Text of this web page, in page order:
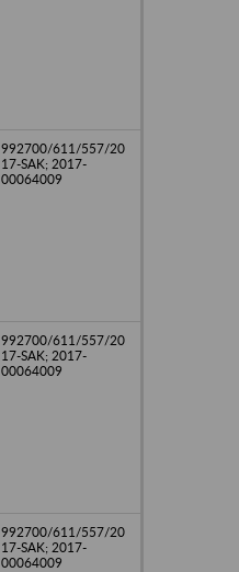
992700/611/557/20
17-SAK; 2017-
00064009
992700/611/557/20
17-SAK; 2017-
00064009
992700/611/557/20
17-SAK; 2017-
00064009